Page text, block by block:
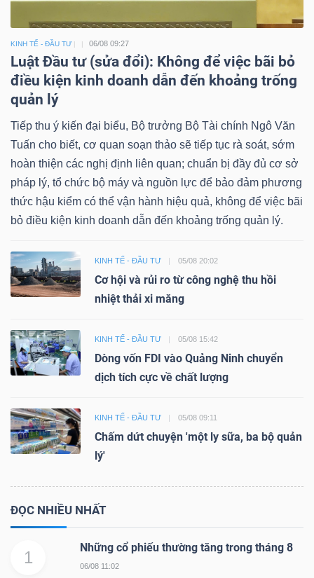
KINH TẾ - ĐẦU TƯ 06/08 09:27
Luật Đầu tư (sửa đổi): Không để việc bãi bỏ
điều kiện kinh doanh dẫn đến khoảng trống
quản lý
Tiếp thu ý kiến đại biểu, Bộ trưởng Bộ Tài chính Ngô Văn
Tuấn cho biết, cơ quan soạn thảo sẽ tiếp tục rà soát, sớm
hoàn thiện các nghị định liên quan; chuẩn bị đầy đủ cơ sở
pháp lý, tổ chức bộ máy và nguồn lực để bảo đảm phương
thức hậu kiểm có thể vận hành hiệu quả, không để việc bãi
bỏ điều kiện kinh doanh dẫn đến khoảng trống quản lý.
KINH TẾ - ĐẦU TƯ 05/08 20:02
Cơ hội và rủi ro từ công nghệ thu hồi
nhiệt thải xi măng
KINH TẾ - ĐẦU TƯ 05/08 15:42
Dòng vốn FDI vào Quảng Ninh chuyển
dịch tích cực về chất lượng
KINH TẾ - ĐẦU TƯ 05/08 09:11
Chấm dứt chuyện 'một ly sữa, ba bộ quản
lý'
ĐỌC NHIỀU NHẤT
1
Những cổ phiếu thường tăng trong tháng 8
06/08 11:02